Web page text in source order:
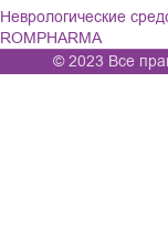
Неврологические
ROMPHARMA
© 2023 Все